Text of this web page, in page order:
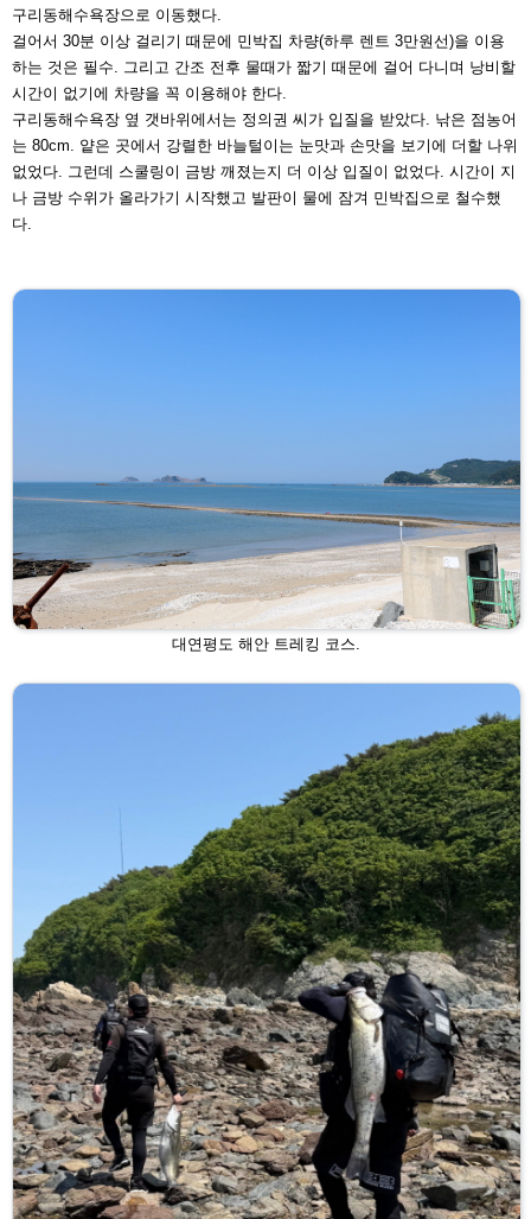
구리동해수욕장으로 이동했다.
걸어서 30분 이상 걸리기 때문에 민박집 차량(하루 렌트 3만원선)을 이용
하는 것은 필수. 그리고 간조 전후 물때가 짧기 때문에 걸어 다니며 낭비할
시간이 없기에 차량을 꼭 이 용해야 한다.
구리동해수욕장 옆 갯바위에서는 정의권 씨가 입질을 받았다. 낚은 점농어
는 80cm. 얕은 곳에서 강렬한 바늘털이는 눈맛과 손맛을 보기에 더할 나위
없었다. 그런데 스쿨링이 금방 깨졌는지 더 이상 입질이 없었다. 시간이 지
나 금방 수위가 올라가기 시작했고 발판이 물에 잠겨 민박집으로 철수했
다.
대연평도 해안 트레킹 코스.